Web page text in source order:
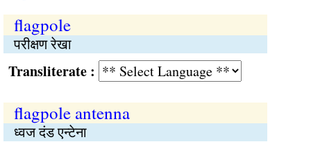
flagpole
परीक्षण रेखा
:
flagpole antenna
ध्वज दंड एन्टेना